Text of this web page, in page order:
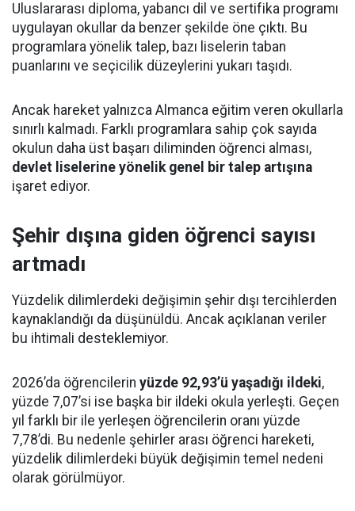
Uluslararası diploma, yabancı dil ve sertifika programı
uygulayan okullar da benzer şekilde öne çıktı. Bu
programlara yönelik talep, bazı liselerin taban
puanlarını ve seçicilik düzeylerini yukarı taşıdı.
Ancak hareket yalnızca Almanca eğitim veren okullarla
sınırlı kalmadı. Farklı programlara sahip çok sayıda
okulun daha üst başarı diliminden öğrenci alması,
devlet liselerine yönelik genel bir talep artışına
işaret ediyor.
Şehir dışına giden öğrenci sayısı
artmadı
Yüzdelik dilimlerdeki değişimin şehir dışı tercihlerden
kaynaklandığı da düşünüldü. Ancak açıklanan veriler
bu ihtimali desteklemiyor.
2026’da öğrencilerin yüzde 92,93’ü yaşadığı ildeki,
yüzde 7,07’si ise başka bir ildeki okula yerleşti. Geçen
yıl farklı bir ile yerleşen öğrencilerin oranı yüzde
7,78’di. Bu nedenle şehirler arası öğrenci hareketi,
yüzdelik dilimlerdeki büyük değişimin temel nedeni
olarak görülmüyor.